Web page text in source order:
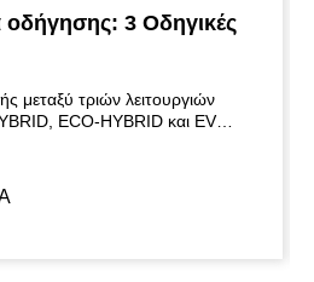
3 Οδηγικές
μεταξύ τριών λειτουργιών
ECO-HYBRID και EV
οδηγικός χαρακτήρας της
ξεχωριστός, παρέχοντας στον